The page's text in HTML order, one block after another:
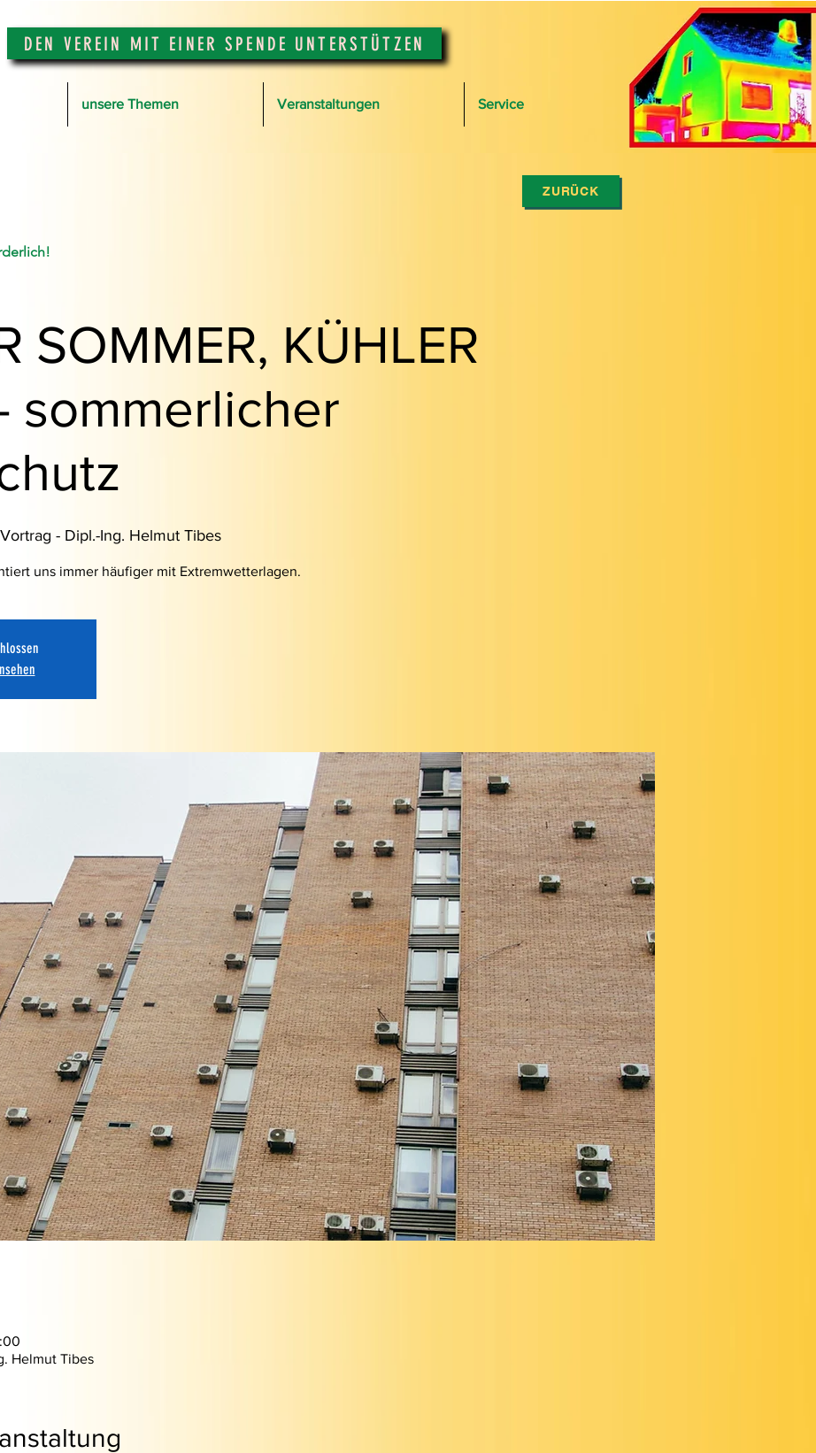
unsere Themen Veranstaltungen Service
DEN VEREIN MIT EINER SPENDE UNTERSTÜTZEN
ZURÜCK
SOMMER, KÜHLER
sommerlicher
- Dipl.-Ing. Helmut Tibes
uns immer häufiger mit Extremwetterlagen.
Helmut Tibes